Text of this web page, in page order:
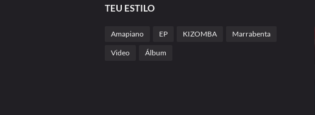
TEU ESTILO
Amapiano EP KIZOMBA Marrabenta
Video Álbum